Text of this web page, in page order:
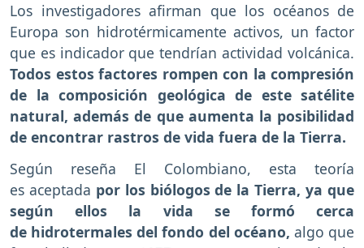
Los investigadores afirman que los océanos de
Europa son hidrotérmicamente activos, un factor
que es indicador que tendrían actividad volcánica.
Todos estos factores rompen con la compresión
de la composición geológica de este satélite
natural, además de que aumenta la posibilidad
de encontrar rastros de vida fuera de la Tierra.
Según reseña El Colombiano, esta teoría
es aceptada por los biólogos de la Tierra, ya que
según ellos la vida se formó cerca
de hidrotermales del fondo del océano, algo que